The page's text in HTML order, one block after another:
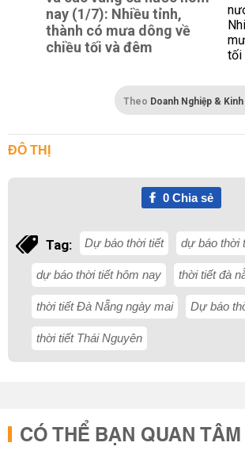
nay (1/7): Nhiều tỉnh,
thành có mưa dông về
chiều tối và đêm
Theo Doanh Nghiệp &
ĐÔ THỊ
0Chia sẻ
Tag: Dự báo thời tiết dự báo thời
dự báo thời tiết hôm nay thời tiết đà
thời tiết Đà Nẵng ngày mai Dự báo
thời tiết Thái Nguyên
CÓ THỂ BẠN QUAN TÂM